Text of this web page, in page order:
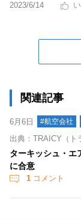
2023/6/14
関連記事
6月6日 #航空会社
出典：TRAICY（ト
ターキッシュ・エ
に合意
1 コメント